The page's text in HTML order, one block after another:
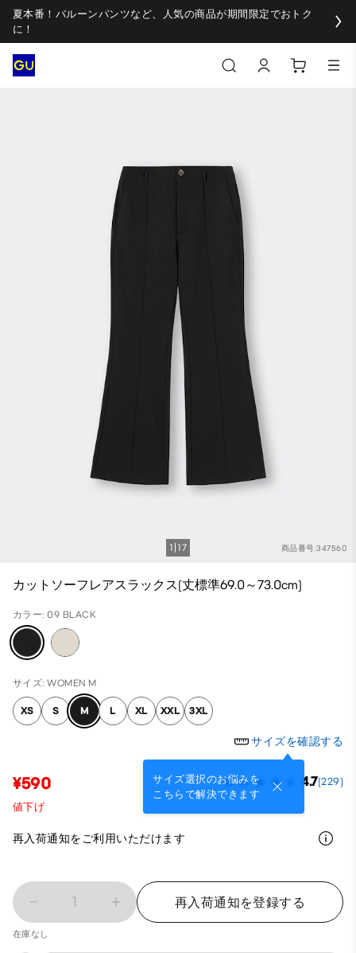
夏本番！バルーンパンツなど、人気の商品が期間限定でおトク
に！
商品番号:347560
1 17
カットソーフレアスラックス(丈標準69.0～73.0cm)
カラー: 09 BLACK
サイズ: WOMEN M
XS S M L XL XXL 3XL
サイズを確認する
サイズ選択のお悩みを
こちらで解決できます
¥590 4.7(229)
値下げ
再入荷通知をご利用いただけます
1 再入荷通知を登録する
在庫なし